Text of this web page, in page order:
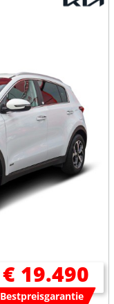
€ 19.490
Bestpreisgarantie